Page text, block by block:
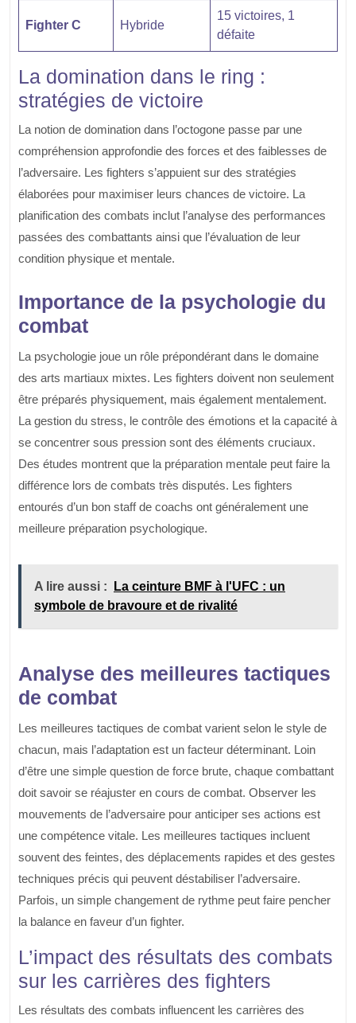
Fighter C Hybride
15 victoires, 1
défaite
La domination dans le ring :
stratégies de victoire
La notion de domination dans l’octogone passe par une
compréhension approfondie des forces et des faiblesses de
l’adversaire. Les fighters s’appuient sur des stratégies
élaborées pour maximiser leurs chances de victoire. La
planification des combats inclut l’analyse des performances
passées des combattants ainsi que l’évaluation de leur
condition physique et mentale.
Importance de la psychologie du
combat
La psychologie joue un rôle prépondérant dans le domaine
des arts martiaux mixtes. Les fighters doivent non seulement
être préparés physiquement, mais également mentalement.
La gestion du stress, le contrôle des émotions et la capacité à
se concentrer sous pression sont des éléments cruciaux.
Des études montrent que la préparation mentale peut faire la
différence lors de combats très disputés. Les fighters
entourés d’un bon staff de coachs ont généralement une
meilleure préparation psychologique.
A lire aussi :
La ceinture BMF à l'UFC : un
symbole de bravoure et de rivalité
Analyse des meilleures tactiques
de combat
Les meilleures tactiques de combat varient selon le style de
chacun, mais l’adaptation est un facteur déterminant. Loin
d’être une simple question de force brute, chaque combattant
doit savoir se réajuster en cours de combat. Observer les
mouvements de l’adversaire pour anticiper ses actions est
une compétence vitale. Les meilleures tactiques incluent
souvent des feintes, des déplacements rapides et des gestes
techniques précis qui peuvent déstabiliser l’adversaire.
Parfois, un simple changement de rythme peut faire pencher
la balance en faveur d’un fighter.
L’impact des résultats des combats
sur les carrières des fighters
Les résultats des combats influencent les carrières des